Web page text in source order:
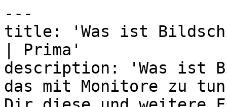
---
title: 'Was ist
| Prima'
description: 'Was ist
das mit Monitore zu